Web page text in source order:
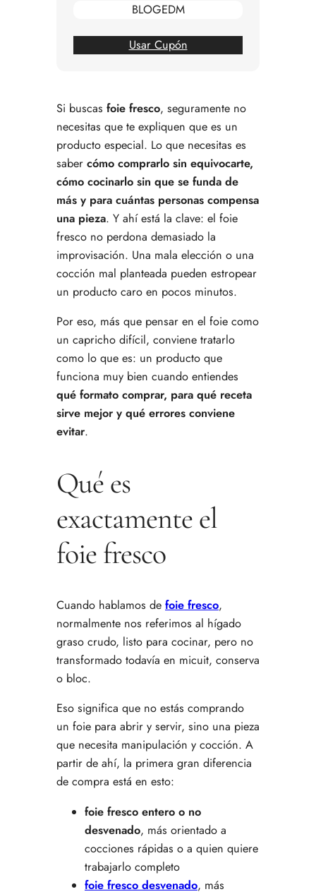
BLOGEDM
Usar Cupón
Si buscas foie fresco, seguramente no
necesitas que te expliquen que es un
producto especial. Lo que necesitas es
saber cómo comprarlo sin equivocarte,
cómo cocinarlo sin que se funda de
más y para cuántas personas compensa
una pieza. Y ahí está la clave: el foie
fresco no perdona demasiado la
improvisación. Una mala elección o una
cocción mal planteada pueden estropear
un producto caro en pocos minutos.
Por eso, más que pensar en el foie como
un capricho difícil, conviene tratarlo
como lo que es: un producto que
funciona muy bien cuando entiendes
qué formato comprar, para qué receta
sirve mejor y qué errores conviene
evitar.
Qué es
exactamente el
foie fresco
Cuando hablamos de foie fresco,
normalmente nos referimos al hígado
graso crudo, listo para cocinar, pero no
transformado todavía en micuit, conserva
o bloc.
Eso significa que no estás comprando
un foie para abrir y servir, sino una pieza
que necesita manipulación y cocción. A
partir de ahí, la primera gran diferencia
de compra está en esto:
foie fresco entero o no
desvenado, más orientado a
cocciones rápidas o a quien quiere
trabajarlo completo
foie fresco desvenado, más